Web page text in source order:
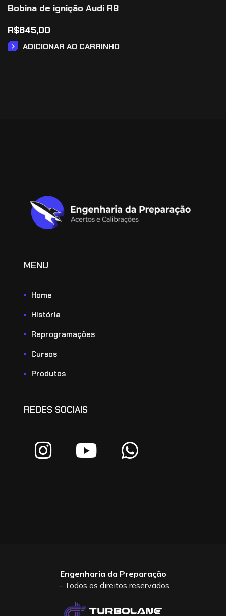
Bobina de ignição Audi R8
R$645,00
ADICIONAR AO CARRINHO
MENU
Home
História
Reprogramações
Cursos
Produtos
REDES SOCIAIS
Engenharia da Preparação
– Todos os direitos reservados